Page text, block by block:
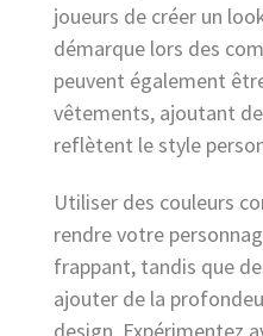
joueurs de créer un
démarque lors des
peuvent également
vêtements, ajoutant
reflètent le style
Utiliser des couleurs
rendre votre
frappant, tandis que
ajouter de la
design. Expérimentez